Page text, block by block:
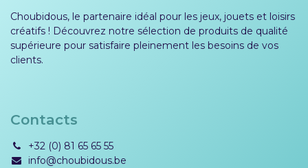
Choubidous, le partenaire idéal pour les jeux, jouets et loisirs
créatifs ! Découvrez notre sélection de produits de qualité
supérieure pour satisfaire pleinement les besoins de vos
clients.
Contacts
+32 (0) 81 65 65 55
info@choubidous.be